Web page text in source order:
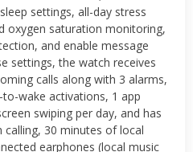
settings, all-day stress
oxygen saturation monitoring,
and enable message
settings, the watch receives
calls along with 3 alarms,
wake activations, 1 app
swiping per day, and has
30 minutes of local
earphones (local music